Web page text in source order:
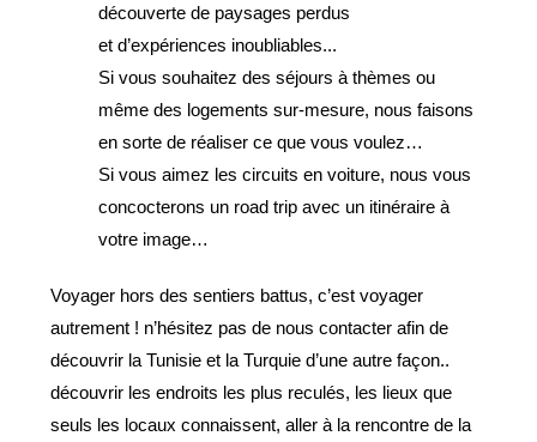
découverte de paysages perdus
et d’expériences inoubliables...
Si vous souhaitez des séjours à thèmes ou
même des logements sur-mesure, nous faisons
en sorte de réaliser ce que vous voulez…
Si vous aimez les circuits en voiture, nous vous
concocterons un road trip avec un itinéraire à
votre image…
Voyager hors des sentiers battus, c’est voyager
autrement ! n’hésitez pas de nous contacter afin de
découvrir la Tunisie et la Turquie d’une autre façon..
découvrir les endroits les plus reculés, les lieux que
seuls les locaux connaissent, aller à la rencontre de la